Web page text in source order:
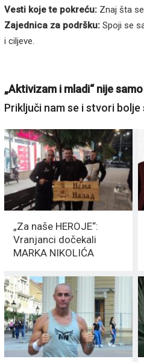
Vesti koje te pokreću:Znaj šta se
Zajednica za podršku:Spoji se
i ciljeve.
„Aktivizam i mladi“ nije
Priključi nam se i stvori
„Za naše HEROJE“:
Vranjanci dočekali
MARKA NIKOLIĆA